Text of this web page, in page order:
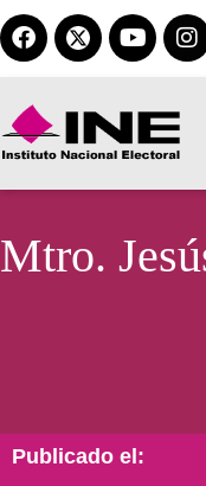
Mtro.
Publicado el: